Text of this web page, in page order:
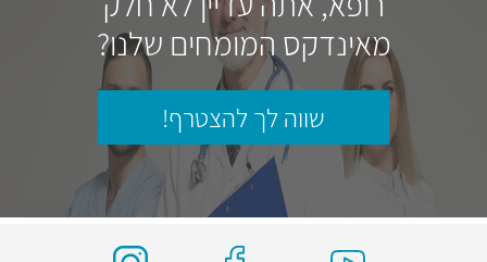
מאינדקס המומחים שלנו?
שווה לך להצטרף!